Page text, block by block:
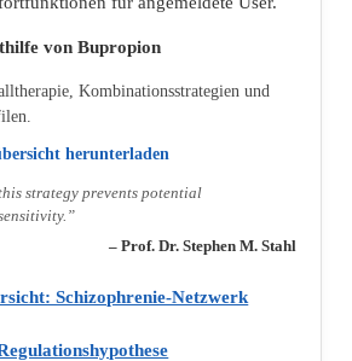
von Bupropion
Kombinationsstrategien und
herunterladen
strategy prevents potential
– Prof. Dr. Stephen M. Stahl
Schizophrenie‑Netzwerk